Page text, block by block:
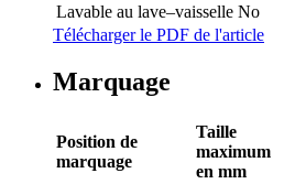
Lavable au lave–vaisselle No
Télécharger le PDF de l'article
Marquage
Position de
marquage
Taille
maximum
en mm